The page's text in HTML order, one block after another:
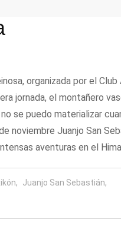
organizada por el
jornada, el montañero
se puedo materializar
noviembre Juanjo San
aventuras en el
Juanjo San Sebastián,